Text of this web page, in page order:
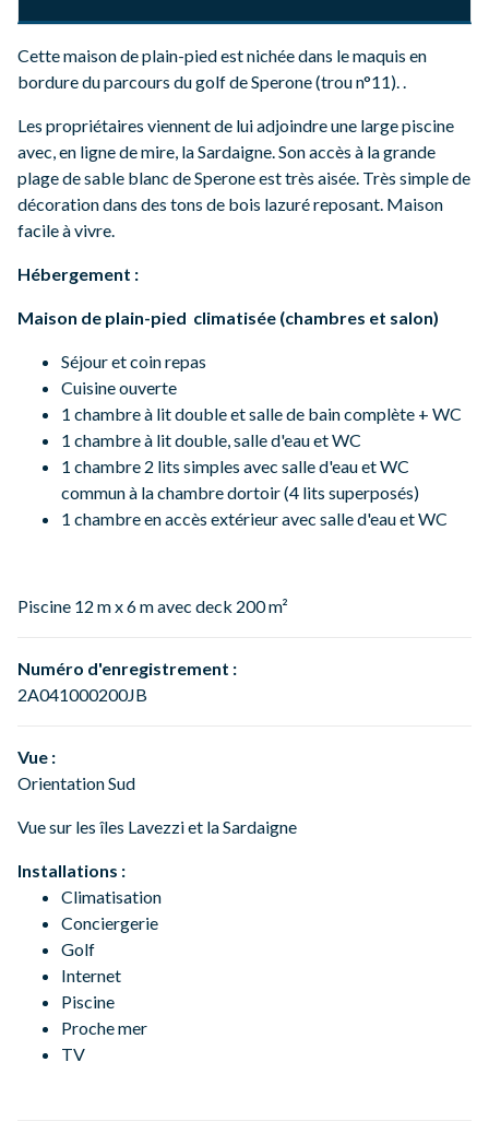
Cette maison de plain-pied est nichée dans le maquis en
bordure du parcours du golf de Sperone (trou n°11). .
Les propriétaires viennent de lui adjoindre une large piscine
avec, en ligne de mire, la Sardaigne. Son accès à la grande
plage de sable blanc de Sperone est très aisée. Très simple de
décoration dans des tons de bois lazuré reposant. Maison
facile à vivre.
Hébergement :
Maison de plain-pied climatisée (chambres et salon)
Séjour et coin repas
Cuisine ouverte
1 chambre à lit double et salle de bain complète + WC
1 chambre à lit double, salle d'eau et WC
1 chambre 2 lits simples avec salle d'eau et WC
commun à la chambre dortoir (4 lits superposés)
1 chambre en accès extérieur avec salle d'eau et WC
Piscine 12 m x 6 m avec deck 200 m²
Numéro d'enregistrement :
2A041000200JB
Vue :
Orientation Sud
Vue sur les îles Lavezzi et la Sardaigne
Installations :
Climatisation
Conciergerie
Golf
Internet
Piscine
Proche mer
TV